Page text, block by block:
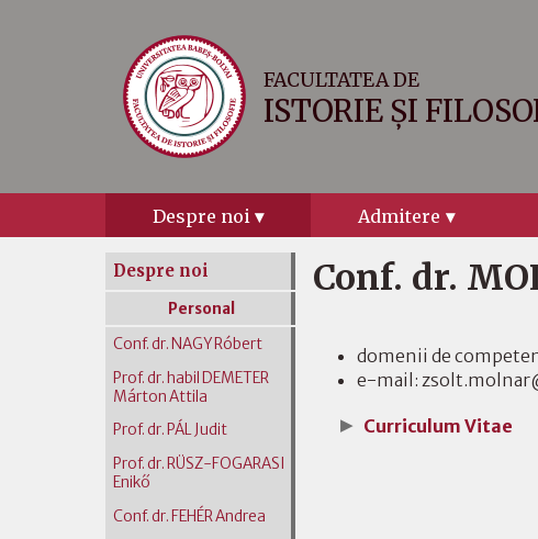
FACULTATEA DE
ISTORIE ȘI
Despre noi Admitere
Conf. dr.
domenii de
e-mail:
Curriculum Vitae
Despre noi
Personal
Conf. dr. NAGY Róbert
Prof. dr. habil DEMETER
Márton Attila
Prof. dr. PÁL Judit
Prof. dr. RÜSZ-FOGARASI
Enikő
Conf. dr. FEHÉR Andrea